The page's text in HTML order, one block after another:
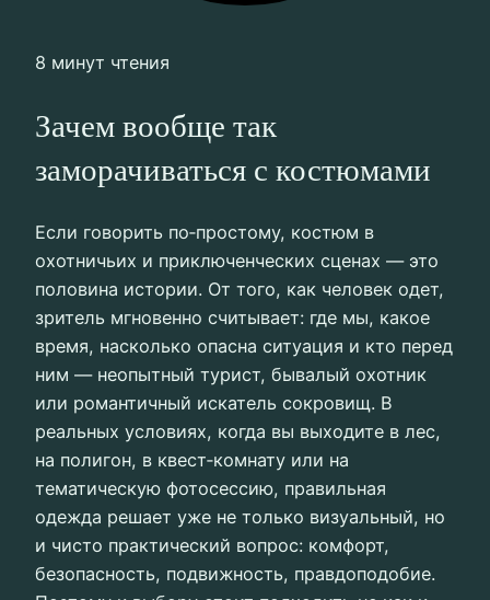
8 минут чтения
Зачем вообще так
заморачиваться с костюмами
Если говорить по‑простому, костюм в
охотничьих и приключенческих сценах — это
половина истории. От того, как человек одет,
зритель мгновенно считывает: где мы, какое
время, насколько опасна ситуация и кто перед
ним — неопытный турист, бывалый охотник
или романтичный искатель сокровищ. В
реальных условиях, когда вы выходите в лес,
на полигон, в квест‑комнату или на
тематическую фотосессию, правильная
одежда решает уже не только визуальный, но
и чисто практический вопрос: комфорт,
безопасность, подвижность, правдоподобие.